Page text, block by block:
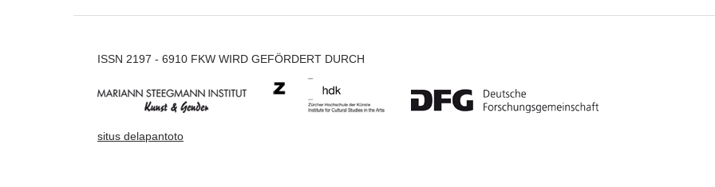
ISSN 2197 - 6910 FKW WIRD GEFÖRDERT DURCH
situs delapantoto